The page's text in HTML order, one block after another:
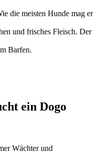
die meisten Hunde mag er
und frisches Fleisch. Der
Barfen.
ein Dogo
Wächter und